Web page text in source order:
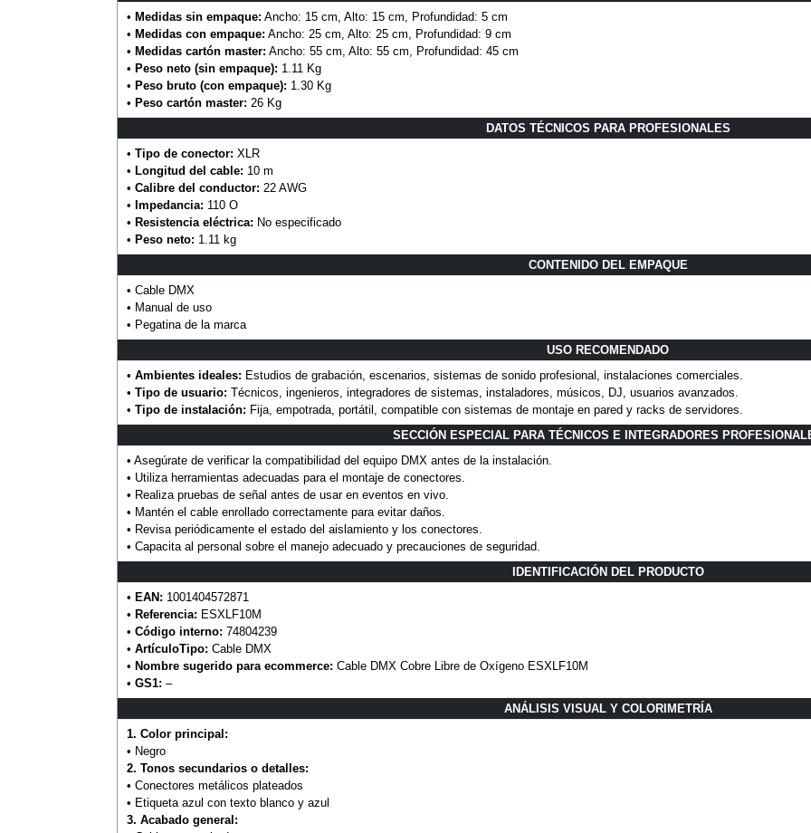
• Medidas sin empaque: Ancho: 15 cm, Alto: 15 cm, Profundidad: 5 cm
• Medidas con empaque: Ancho: 25 cm, Alto: 25 cm, Profundidad: 9 cm
• Medidas cartón master: Ancho: 55 cm, Alto: 55 cm, Profundidad: 45 cm
• Peso neto (sin empaque): 1.11 Kg
• Peso bruto (con empaque): 1.30 Kg
• Peso cartón master: 26 Kg
DATOS TÉCNICOS PARA PROFESIONALES
• Tipo de conector: XLR
• Longitud del cable: 10 m
• Calibre del conductor: 22 AWG
• Impedancia: 110 O
• Resistencia eléctrica: No especificado
• Peso neto: 1.11 kg
CONTENIDO DEL EMPAQUE
• Cable DMX
• Manual de uso
• Pegatina de la marca
USO RECOMENDADO
• Ambientes ideales: Estudios de grabación, escenarios, sistemas de sonido profesional, instalaciones comerciales.
• Tipo de usuario: Técnicos, ingenieros, integradores de sistemas, instaladores, músicos, DJ, usuarios avanzados.
• Tipo de instalación: Fija, empotrada, portátil, compatible con sistemas de montaje en pared y racks de servidores.
SECCIÓN ESPECIAL PARA TÉCNICOS E INTEGRADORES
• Asegúrate de verificar la compatibilidad del equipo DMX antes de la instalación.
• Utiliza herramientas adecuadas para el montaje de conectores.
• Realiza pruebas de señal antes de usar en eventos en vivo.
• Mantén el cable enrollado correctamente para evitar daños.
• Revisa periódicamente el estado del aislamiento y los conectores.
• Capacita al personal sobre el manejo adecuado y precauciones de seguridad.
IDENTIFICACIÓN DEL PRODUCTO
• EAN: 1001404572871
• Referencia: ESXLF10M
• Código interno: 74804239
• ArtículoTipo: Cable DMX
• Nombre sugerido para ecommerce: Cable DMX Cobre Libre de Oxígeno ESXLF10M
• GS1: –
ANÁLISIS VISUAL Y COLORIMETRÍA
1. Color principal:
• Negro
2. Tonos secundarios o detalles:
• Conectores metálicos plateados
• Etiqueta azul con texto blanco y azul
3. Acabado general: